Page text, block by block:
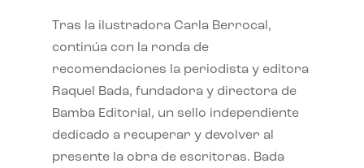
Tras la ilustradora Carla Berrocal,
continúa con la ronda de
recomendaciones la periodista y editora
Raquel Bada, fundadora y directora de
Bamba Editorial, un sello independiente
dedicado a recuperar y devolver al
presente la obra de escritoras. Bada